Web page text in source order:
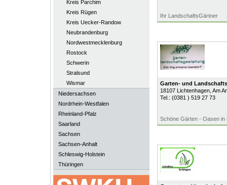
Kreis Parchim
Kreis Rügen
Kreis Uecker-Randow
Neubrandenburg
Nordwestmecklenburg
Rostock
Schwerin
Stralsund
Wismar
Niedersachsen
Nordrhein-Westfalen
Rheinland-Pfalz
Saarland
Sachsen
Sachsen-Anhalt
Schleswig-Holstein
Thüringen
Ihr LandschaftsGärtner
Garten- und
18107 Lichtenhagen, Am
Tel.: (0381 ) 519 27 73
Schöne Gärten - Oasen in